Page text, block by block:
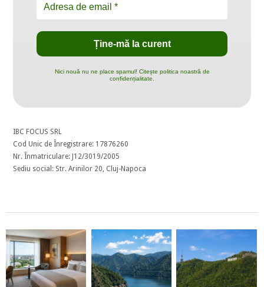
Nici nouă nu ne place spamul! Citește politica noastră de
confidențialitate.
IBC FOCUS SRL
Cod Unic de Înregistrare: 17876260
Nr. Înmatriculare: J12/3019/2005
Sediu social: Str. Arinilor 20, Cluj-Napoca